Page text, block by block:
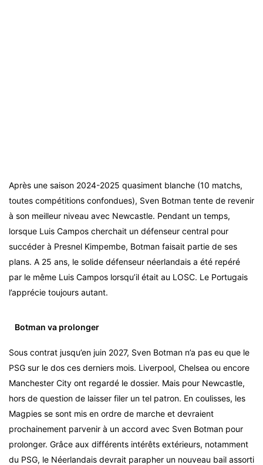
Après une saison 2024-2025 quasiment blanche (10 matchs,
toutes compétitions confondues), Sven Botman tente de revenir
à son meilleur niveau avec Newcastle. Pendant un temps,
lorsque Luis Campos cherchait un défenseur central pour
succéder à Presnel Kimpembe, Botman faisait partie de ses
plans. A 25 ans, le solide défenseur néerlandais a été repéré
par le même Luis Campos lorsqu’il était au LOSC. Le Portugais
l’apprécie toujours autant.
Botman va prolonger
Sous contrat jusqu’en juin 2027, Sven Botman n’a pas eu que le
PSG sur le dos ces derniers mois. Liverpool, Chelsea ou encore
Manchester City ont regardé le dossier. Mais pour Newcastle,
hors de question de laisser filer un tel patron. En coulisses, les
Magpies se sont mis en ordre de marche et devraient
prochainement parvenir à un accord avec Sven Botman pour
prolonger. Grâce aux différents intérêts extérieurs, notamment
du PSG, le Néerlandais devrait parapher un nouveau bail assorti